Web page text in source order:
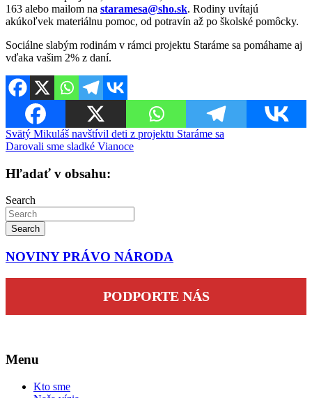
163 alebo mailom na staramesa@sho.sk. Rodiny uvítajú
akúkoľvek materiálnu pomoc, od potravín až po školské pomôcky.
Sociálne slabým rodinám v rámci projektu Staráme sa pomáhame aj
vďaka vašim 2% z daní.
Navigácia
v
článku
Svätý Mikuláš navštívil deti z projektu Staráme sa
Darovali sme sladké Vianoce
Hľadať v obsahu:
Search
Search
NOVINY PRÁVO NÁRODA
PODPORTE NÁS
Menu
Kto sme